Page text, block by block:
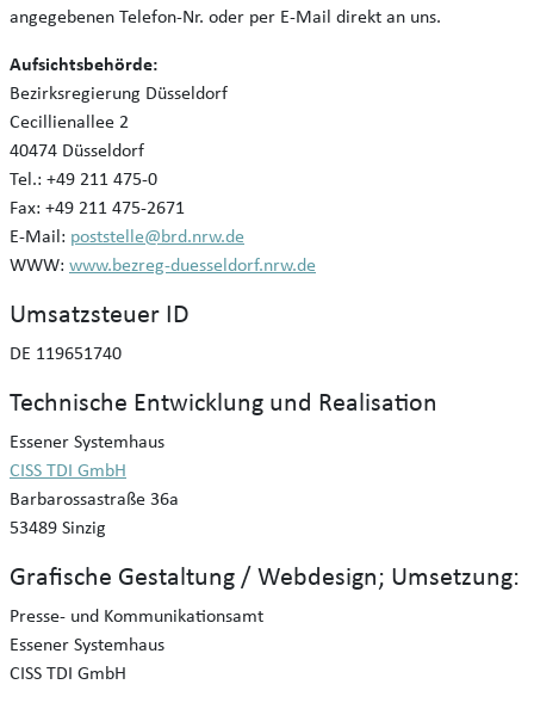
angegebenen Telefon-Nr. oder per E-Mail direkt an uns.
Aufsichtsbehörde:
Bezirksregierung Düsseldorf
Cecillienallee 2
40474 Düsseldorf
Tel.: +49 211 475-0
Fax: +49 211 475-2671
E-Mail: poststelle@brd.nrw.de
WWW: www.bezreg-duesseldorf.nrw.de
Umsatzsteuer ID
DE 119651740
Technische Entwicklung und Realisation
Essener Systemhaus
CISS TDI GmbH
Barbarossastraße 36a
53489 Sinzig
Grafische Gestaltung / Webdesign; Umsetzung:
Presse- und Kommunikationsamt
Essener Systemhaus
CISS TDI GmbH